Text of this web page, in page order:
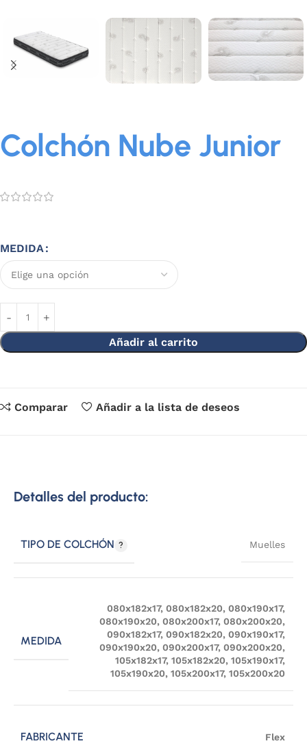
Colchón Nube Junior
MEDIDA
Añadir al carrito
Comparar Añadir a la lista de deseos
Detalles del producto:
TIPO DE COLCHÓN Muelles
MEDIDA
080x182x17, 080x182x20, 080x190x17,
080x190x20, 080x200x17, 080x200x20,
090x182x17, 090x182x20, 090x190x17,
090x190x20, 090x200x17, 090x200x20,
105x182x17, 105x182x20, 105x190x17,
105x190x20, 105x200x17, 105x200x20
FABRICANTE Flex